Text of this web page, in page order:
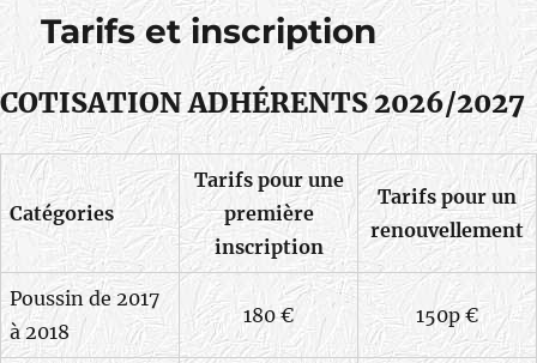
Tarifs et inscription
COTISATION ADHÉRENTS 2026/2027
Catégories
Tarifs pour une
première
inscription
Tarifs pour un
renouvellement
Poussin de 2017
à 2018
180 € 150p €